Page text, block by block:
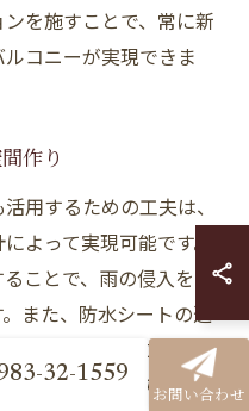
を施すことで、常に新
コニーが実現できま
作り
用するための工夫は、
よって実現可能です。
ことで、雨の侵入を防
また、防水シートの選
雨水を効率的にコント
維持。耐久性のある家
32-1559
お問い合わせ